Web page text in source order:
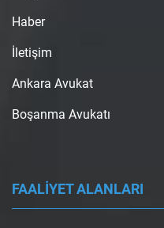
Haber
İletişim
Ankara Avukat
Boşanma Avukatı
FAALİYET ALANLARI